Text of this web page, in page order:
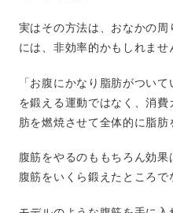
実はその方法は、おなかの
には、非効率的かもしれませ
「お腹にかなり脂肪がつい
を鍛える運動ではなく、消
肪を燃焼させて全体的に脂肪
腹筋をやるのももちろん効
腹筋をいくら鍛えたところで